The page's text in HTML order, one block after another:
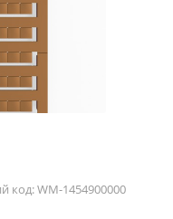
код:WM-1454900000